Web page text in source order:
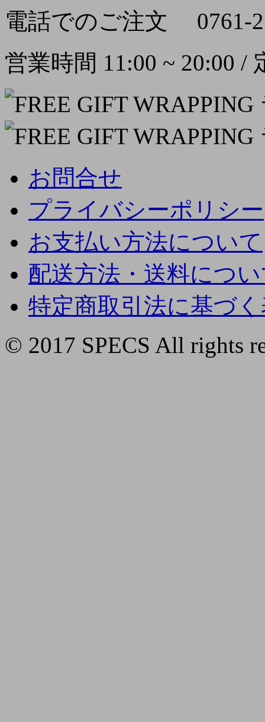
電話でのご注文
0761-
営業時間 11:00 ~ 20:00 /
お問合せ
プライバシーポリシー
お支払い方法について
配送方法・送料につ
特定商取引法に基づ
© 2017 SPECS All rights